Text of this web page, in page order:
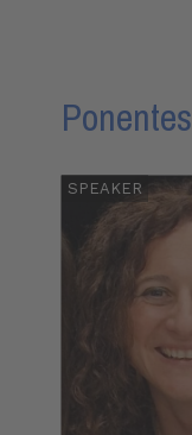
Ponentes
SPEAKER